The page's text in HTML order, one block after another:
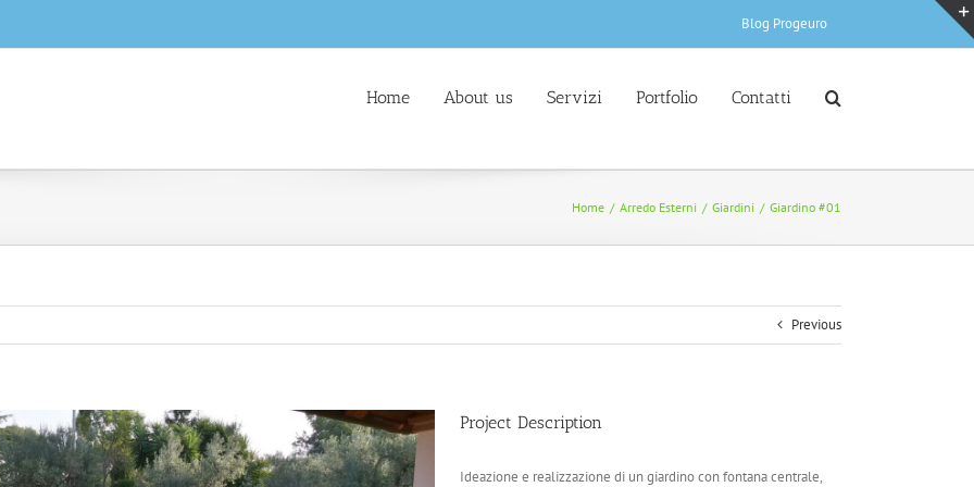
Blog Progeuro
Home About us Servizi Portfolio Contatti
Home / Arredo Esterni / Giardini / Giardino #01
Previous
Project Description
Ideazione e realizzazione di un giardino con fontana centrale,